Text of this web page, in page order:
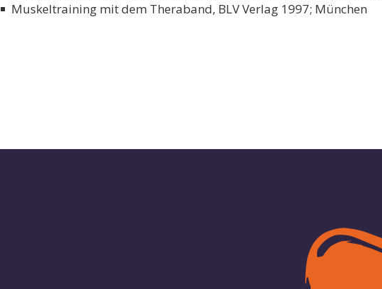
Muskeltraining mit dem Theraband, BLV Verlag 1997; München